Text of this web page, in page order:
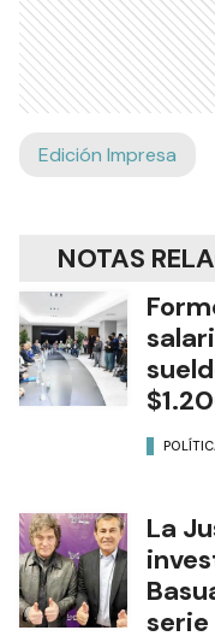
Edición Impresa
NOTAS
La